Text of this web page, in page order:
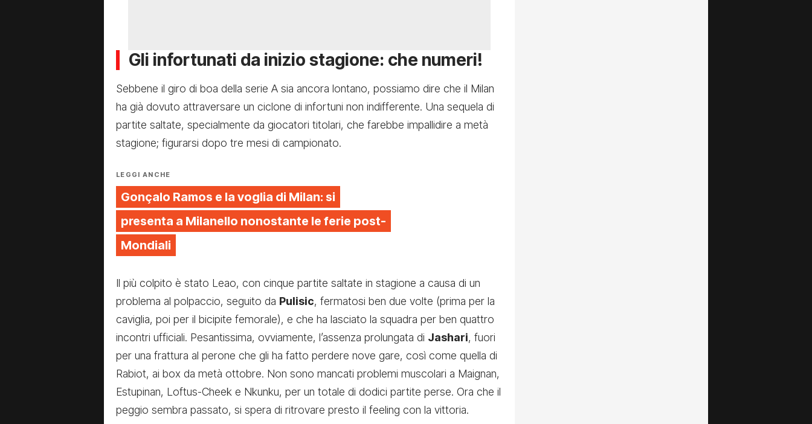
Gli infortunati da inizio stagione: che numeri!
Sebbene il giro di boa della serie A sia ancora lontano, possiamo dire che il Milan
ha già dovuto attraversare un ciclone di infortuni non indifferente. Una sequela di
partite saltate, specialmente da giocatori titolari, che farebbe impallidire a metà
stagione; figurarsi dopo tre mesi di campionato.
LEGGI ANCHE
Gonçalo Ramos e la voglia di Milan: si
presenta a Milanello nonostante le ferie post-
Mondiali
Il più colpito è stato Leao, con cinque partite saltate in stagione a causa di un
problema al polpaccio, seguito da Pulisic, fermatosi ben due volte (prima per la
caviglia, poi per il bicipite femorale), e che ha lasciato la squadra per ben quattro
incontri ufficiali. Pesantissima, ovviamente, l’assenza prolungata di Jashari, fuori
per una frattura al perone che gli ha fatto perdere nove gare, così come quella di
Rabiot, ai box da metà ottobre. Non sono mancati problemi muscolari a Maignan,
Estupinan, Loftus-Cheek e Nkunku, per un totale di dodici partite perse. Ora che il
peggio sembra passato, si spera di ritrovare presto il feeling con la vittoria.